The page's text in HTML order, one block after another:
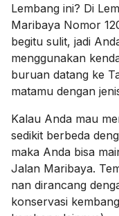
Lembang ini? Di
Maribaya Nomor
begitu sulit, jadi
menggunakan
buruan datang ke
matamu dengan
Kalau Anda mau
sedikit berbeda
maka Anda bisa
Jalan Maribaya.
nan dirancang
konservasi